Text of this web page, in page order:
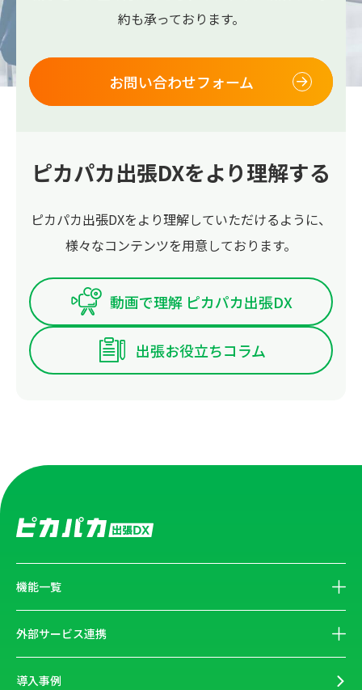
約も承っております。
お問い合わせフォーム
ピカパカ出張DXをより理解する
ピカパカ出張DXをより理解していただけるように、
様々なコンテンツを用意しております。
動画で理解 ピカパカ出張DX
出張お役立ちコラム
機能一覧
外部サービス連携
導入事例